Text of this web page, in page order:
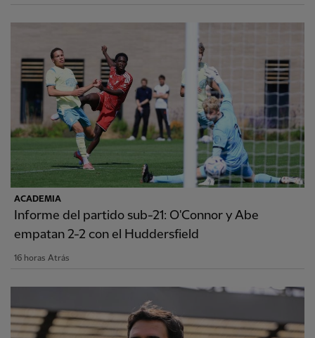
ACADEMIA
Informe del partido sub-21: O'Connor y Abe
empatan 2-2 con el Huddersfield
16 horas Atrás